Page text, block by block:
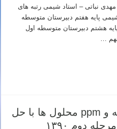
نباتی – استاد شیمی رتبه های
پایه هفتم دبیرستان متوسطه
هشتم دبیرستان متوسطه اول
…
رابطه طلایی بین مولالیته و ppm محلول ها با حل